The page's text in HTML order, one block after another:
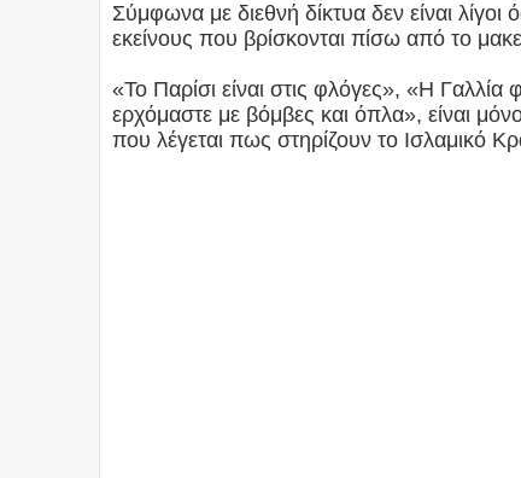
Σύμφωνα με διεθνή δίκτυα δεν είναι
εκείνους που βρίσκονται πίσω από το
«Το Παρίσι είναι στις φλόγες», «Η
ερχόμαστε με βόμβες και όπλα», είναι
που λέγεται πως στηρίζουν το Ισλαμικό